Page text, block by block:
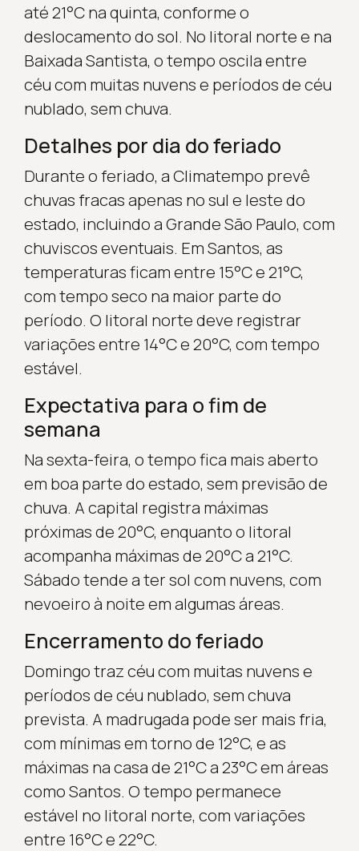
até 21°C na quinta, conforme o
deslocamento do sol. No litoral norte e na
Baixada Santista, o tempo oscila entre
céu com muitas nuvens e períodos de céu
nublado, sem chuva.
Detalhes por dia do feriado
Durante o feriado, a Climatempo prevê
chuvas fracas apenas no sul e leste do
estado, incluindo a Grande São Paulo, com
chuviscos eventuais. Em Santos, as
temperaturas ficam entre 15°C e 21°C,
com tempo seco na maior parte do
período. O litoral norte deve registrar
variações entre 14°C e 20°C, com tempo
estável.
Expectativa para o fim de
semana
Na sexta-feira, o tempo fica mais aberto
em boa parte do estado, sem previsão de
chuva. A capital registra máximas
próximas de 20°C, enquanto o litoral
acompanha máximas de 20°C a 21°C.
Sábado tende a ter sol com nuvens, com
nevoeiro à noite em algumas áreas.
Encerramento do feriado
Domingo traz céu com muitas nuvens e
períodos de céu nublado, sem chuva
prevista. A madrugada pode ser mais fria,
com mínimas em torno de 12°C, e as
máximas na casa de 21°C a 23°C em áreas
como Santos. O tempo permanece
estável no litoral norte, com variações
entre 16°C e 22°C.